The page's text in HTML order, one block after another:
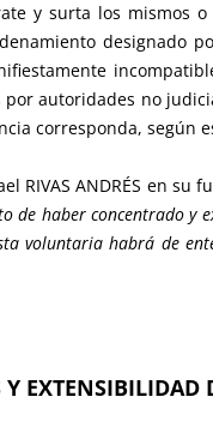
y surta los mismos
designado
autoridades no
corresponda, según
RIVAS ANDRÉS en
de haber concentrado
voluntaria habrá de
EXTENSIBILIDAD